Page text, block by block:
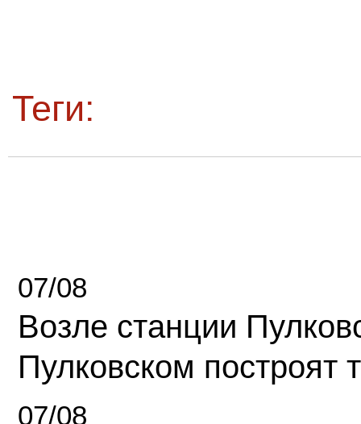
Теги:
07/08
Возле станции
Пулковском построят
07/08